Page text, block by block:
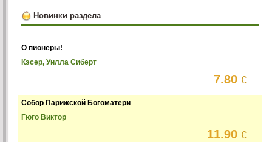
Новинки раздела
О пионеры!
Кэсер, Уилла Сиберт
7.80€
Собор Парижской Богоматери
Гюго Виктор
11.90€